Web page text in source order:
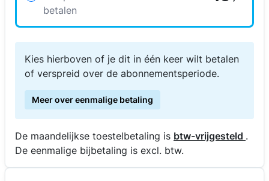
betalen
Kies hierboven of je dit in één keer wilt betalen
of verspreid over de abonnementsperiode.
Meer over eenmalige betaling
De maandelijkse toestelbetaling is btw-vrijgesteld .
De eenmalige bijbetaling is excl. btw.